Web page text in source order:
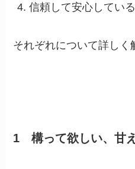
信頼して安心している
それぞれについて詳しく
1 構って欲しい、甘